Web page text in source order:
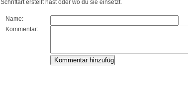
Schriftart erstellt hast oder wo du sie einsetzt.
Name:
Kommentar: